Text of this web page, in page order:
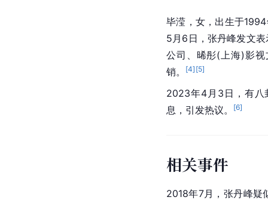
毕滢，女，出生于
5月6日，张丹峰发文
公司、晞彤(上海)影
销。
[4] [5]
2023年4月3日，有八
息，引发热议。
[6]
相关事件
2018年7月，张丹峰疑